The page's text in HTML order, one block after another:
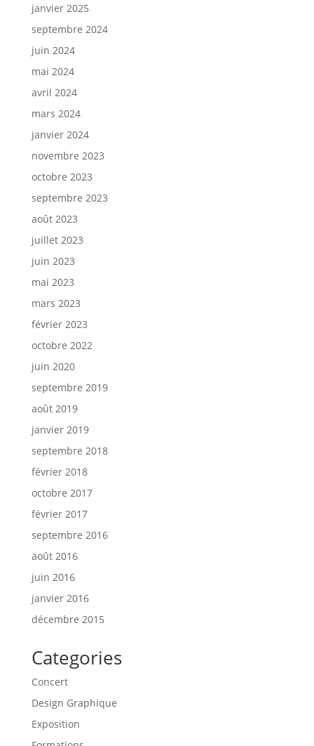
janvier 2025
septembre 2024
juin 2024
mai 2024
avril 2024
mars 2024
janvier 2024
novembre 2023
octobre 2023
septembre 2023
août 2023
juillet 2023
juin 2023
mai 2023
mars 2023
février 2023
octobre 2022
juin 2020
septembre 2019
août 2019
janvier 2019
septembre 2018
février 2018
octobre 2017
février 2017
septembre 2016
août 2016
juin 2016
janvier 2016
décembre 2015
Categories
Concert
Design Graphique
Exposition